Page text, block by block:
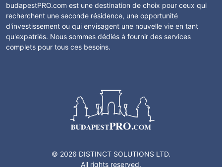
budapestPRO.com est une destination de choix pour ceux qui
recherchent une seconde résidence, une opportunité
d'investissement ou qui envisagent une nouvelle vie en tant
qu'expatriés. Nous sommes dédiés à fournir des services
complets pour tous ces besoins.
© 2026 DISTINCT SOLUTIONS LTD.
All rights reserved.